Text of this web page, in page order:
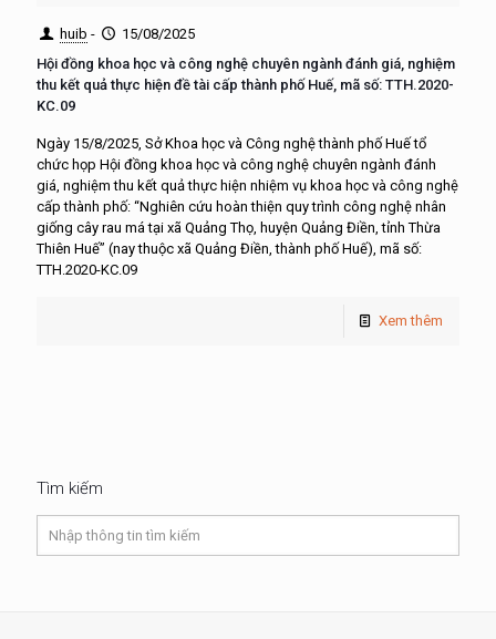
huib -
15/08/2025
Hội đồng khoa học và công nghệ chuyên ngành đánh giá, nghiệm
thu kết quả thực hiện đề tài cấp thành phố Huế, mã số: TTH.2020-
KC.09
Ngày 15/8/2025, Sở Khoa học và Công nghệ thành phố Huế tổ
chức họp Hội đồng khoa học và công nghệ chuyên ngành đánh
giá, nghiệm thu kết quả thực hiện nhiệm vụ khoa học và công nghệ
cấp thành phố: “Nghiên cứu hoàn thiện quy trình công nghệ nhân
giống cây rau má tại xã Quảng Thọ, huyện Quảng Điền, tỉnh Thừa
Thiên Huế” (nay thuộc xã Quảng Điền, thành phố Huế), mã số:
TTH.2020-KC.09
Xem thêm
Tìm kiếm